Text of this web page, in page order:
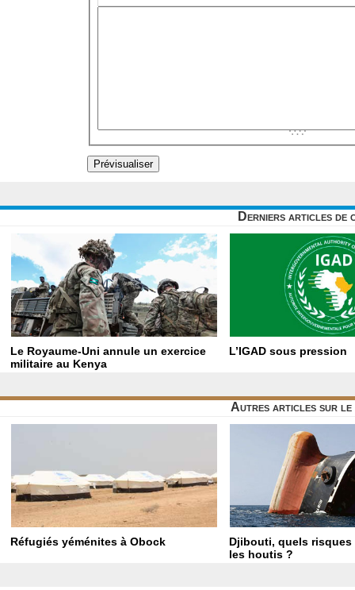
Derniers articles de
Le Royaume-Uni annule un exercice
militaire au Kenya
L’IGAD sous pression
Autres articles sur le
Réfugiés yéménites à Obock
Djibouti, quels risques
les houtis ?